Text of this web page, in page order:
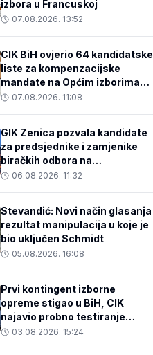
izbora u Francuskoj
07.08.2026. 13:52
CIK BiH ovjerio 64 kandidatske
liste za kompenzacijske
mandate na Općim izborima
2026.
07.08.2026. 11:08
GIK Zenica pozvala kandidate
za predsjednike i zamjenike
biračkih odbora na
potpisivanje izjava
06.08.2026. 11:32
Stevandić: Novi način glasanja
rezultat manipulacija u koje je
bio uključen Schmidt
05.08.2026. 16:08
Prvi kontingent izborne
opreme stigao u BiH, CIK
najavio probno testiranje
sredinom augusta
03.08.2026. 15:24